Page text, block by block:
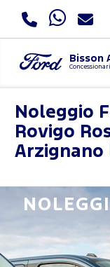
Bisson
Noleggio
Rovigo
Arzignano